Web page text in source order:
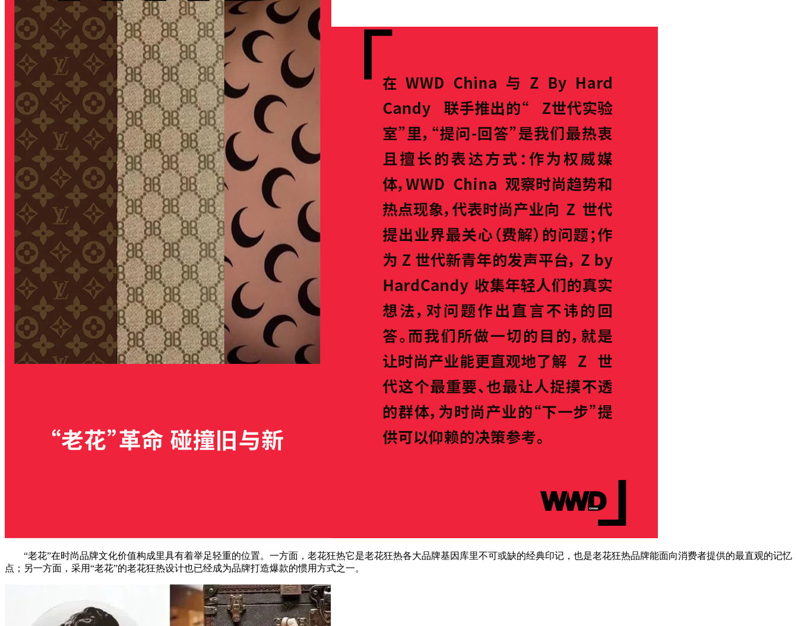
“老花”在时尚品牌文化价值构成里具有着举足轻重的位置。一方面，老花狂热它是老花狂热各大品牌基因库里不可或缺的经典印记，也是老花狂热品牌能面向消费者提供的最直观的记忆
点；另一方面，采用“老花”的老花狂热设计也已经成为品牌打造爆款的惯用方式之一。